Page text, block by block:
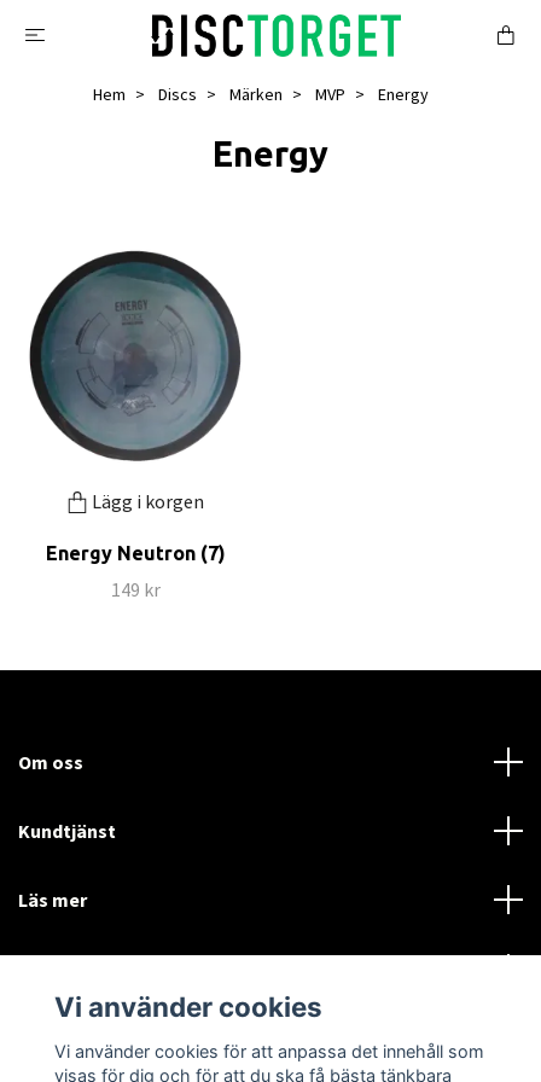
Hem Discs Märken MVP Energy
Energy
Lägg i korgen
Energy Neutron (7)
149 kr
Om oss
Kundtjänst
Läs mer
Language Currency
Vi använder cookies
Vi använder cookies för att anpassa det innehåll som
visas för dig och för att du ska få bästa tänkbara